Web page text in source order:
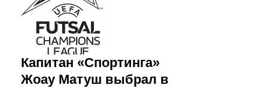
Капитан «Спортинга»
Жоау Матуш выбрал в